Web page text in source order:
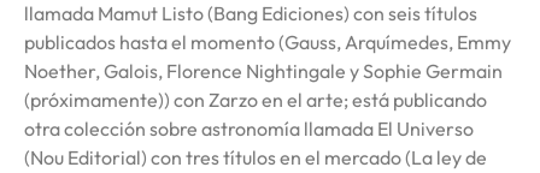
llamada Mamut Listo (Bang Ediciones) con seis títulos
publicados hasta el momento (Gauss, Arquímedes, Emmy
Noether, Galois, Florence Nightingale y Sophie Germain
(próximamente)) con Zarzo en el arte; está publicando
otra colección sobre astronomía llamada El Universo
(Nou Editorial) con tres títulos en el mercado (La ley de